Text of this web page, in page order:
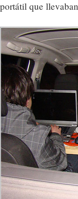
portátil que